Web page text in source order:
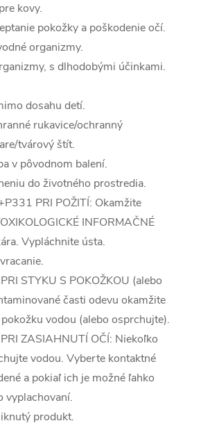
kovy.
pokožky a poškodenie očí.
organizmy.
s dlhodobými účinkami.
dosahu detí.
rukavice/ochranný
tvárový štít.
v pôvodnom balení.
do životného prostredia.
PRI POŽITÍ: Okamžite
INFORMAČNÉ
Vypláchnite ústa.
STYKU S POKOŽKOU (alebo
časti odevu okamžite
vodou (alebo osprchujte).
ZASIAHNUTÍ OČÍ: Niekoľko
vodou. Vyberte kontaktné
a pokiaľ ich je možné ľahko
vyplachovaní.
produkt.